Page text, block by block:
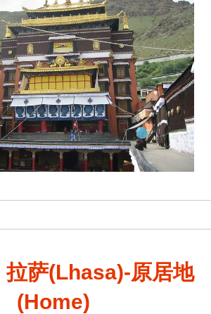
拉萨(Lhasa)-原居地
(Home)